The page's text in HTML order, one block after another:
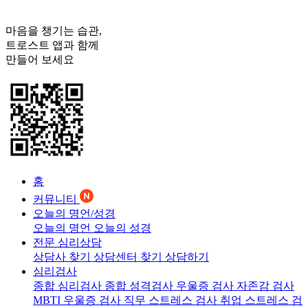
마음을 챙기는 습관,
트로스트 앱과 함께
만들어 보세요
홈
커뮤니티
오늘의 명언/성경
오늘의 명언 오늘의 성경
전문 심리상담
상담사 찾기 상담센터 찾기 상담하기
심리검사
종합 심리검사 종합 성격검사 우울증 검사 자존감 검사
MBTI 우울증 검사 직무 스트레스 검사 취업 스트레스 검